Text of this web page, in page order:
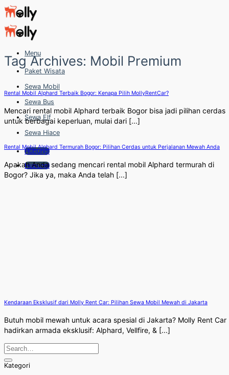
Skip
to
content
Menu
Paket Wisata
Sewa Mobil
Sewa Bus
Sewa Elf
Sewa Hiace
Hubungi
Hubungi
Tag Archives: Mobil Premium
Rental Mobil Alphard Terbaik Bogor: Kenapa Pilih MollyRentCar?
Mencari rental mobil Alphard terbaik Bogor bisa jadi pilihan cerdas
untuk berbagai keperluan, mulai dari [...]
Rental Mobil Alphard Termurah Bogor: Pilihan Cerdas untuk Perjalanan Mewah Anda
Apakah Anda sedang mencari rental mobil Alphard termurah di
Bogor? Jika ya, maka Anda telah [...]
Kendaraan Eksklusif dari Molly Rent Car: Pilihan Sewa Mobil Mewah di Jakarta
Butuh mobil mewah untuk acara spesial di Jakarta? Molly Rent Car
hadirkan armada eksklusif: Alphard, Vellfire, & [...]
Kategori